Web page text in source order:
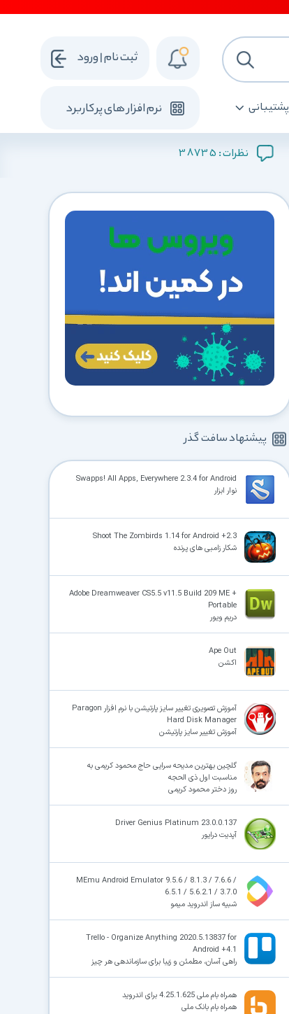
پشتیبانی نرم افزار های پرکاربرد
ثبت نام | ورود
نظرات : 38735
پیشنهاد سافت گذر
Swapps! All Apps, Everywhere 2.3.4 for Android
نوار ابزار
Shoot The Zombirds 1.14 for Android +2.3
شکار زامبی های پرنده
Adobe Dreamweaver CS5.5 v11.5 Build 209 ME +
Portable
دریم ویور
Ape Out
اکشن
آموزش تصویری تغییر سایز پارتیشن با نرم افزار Paragon
Hard Disk Manager
آموزش تغییر سایز پارتیشن
گلچین بهترین مدیحه سرایی حاج محمود کریمی به
مناسبت اول ذی الحجه
روز دختر محمود کریمی
Driver Genius Platinum 23.0.0.137
آپدیت درایور
MEmu Android Emulator 9.5.6 / 8.1.3 / 7.6.6 /
6.5.1 / 5.6.2.1 / 3.7.0
شبیه ساز اندروید میمو
Trello - Organize Anything 2020.5.13837 for
Android +4.1
راهی آسان، مطمئن و زیبا برای سازماندهی هر چیز
همراه بام ملی 4.25.1.625 برای اندروید
همراه بام بانک ملی